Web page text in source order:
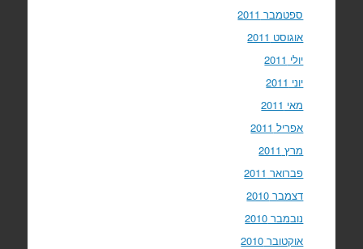
ספטמבר 2011
אוגוסט 2011
יולי 2011
יוני 2011
מאי 2011
אפריל 2011
מרץ 2011
פברואר 2011
דצמבר 2010
נובמבר 2010
אוקטובר 2010